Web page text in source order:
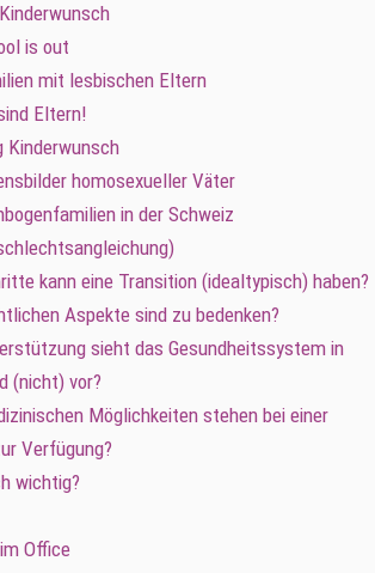
is out
mit lesbischen Eltern
Eltern!
Kinderwunsch
homosexueller Väter
in der Schweiz
kann eine Transition (idealtypisch) haben?
Aspekte sind zu bedenken?
sieht das Gesundheitssystem in
(nicht) vor?
Möglichkeiten stehen bei einer
Verfügung?
wichtig?
Office